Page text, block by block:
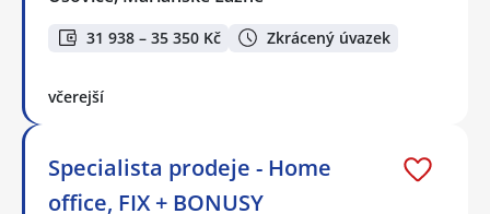
31 938 – 35 350 Kč Zkrácený úvazek
včerejší
Specialista prodeje - Home
office, FIX + BONUSY